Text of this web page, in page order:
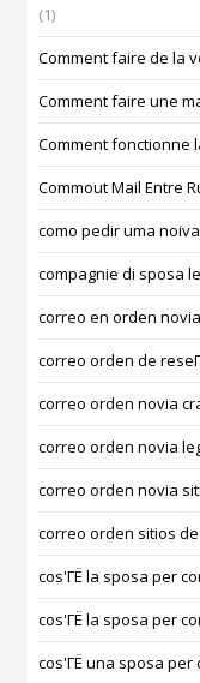
(1)
Comment faire de la
Comment faire une
Comment fonctionne
Commout Mail Entre
como pedir uma
compagnie di sposa
correo en orden novia
correo orden de
correo orden novia
correo orden novia
correo orden novia
correo orden sitios
cos'ГЁ la sposa per
cos'ГЁ la sposa per
cos'ГЁ una sposa